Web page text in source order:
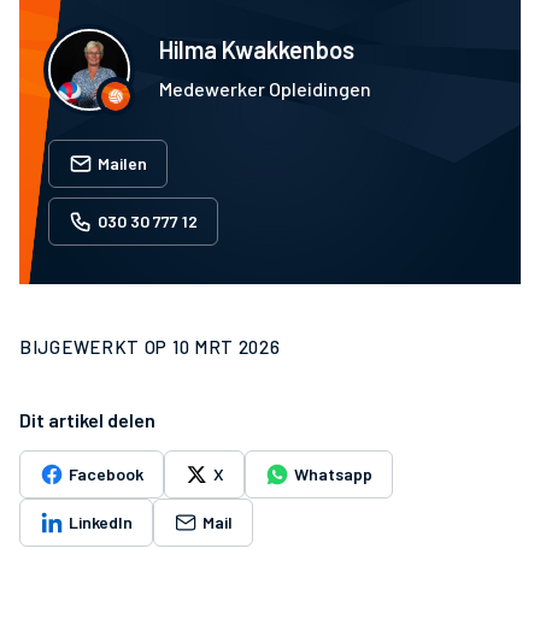
Hilma Kwakkenbos
Medewerker Opleidingen
Mailen
030 30 777 12
BIJGEWERKT OP 10 MRT 2026
Dit artikel delen
Facebook X Whatsapp
LinkedIn Mail